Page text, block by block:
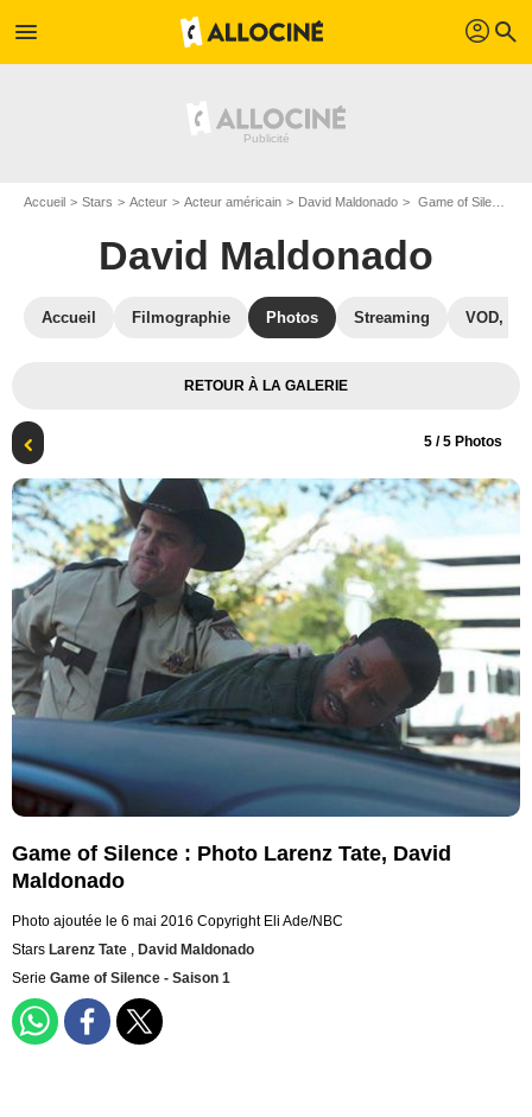
menu profil search
Accueil Stars Acteur Acteur américain David Maldonado Game of Silence : Photo Larenz Tate, David Maldonado
David Maldonado
Accueil Filmographie Photos Streaming VOD,
RETOUR À LA GALERIE
5 / 5 Photos
Game of Silence : Photo Larenz Tate, David
Maldonado
Photo ajoutée le 6 mai 2016 Copyright Eli Ade/NBC
Stars Larenz Tate , David Maldonado
Serie Game of Silence - Saison 1